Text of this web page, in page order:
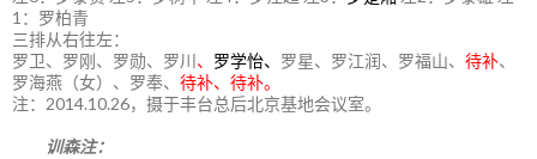
1：罗柏青
三排从右往左：
罗卫、罗刚、罗勋、罗川 、 罗学怡、 罗星、罗江润、罗福山、 待补、
罗海燕（女）、罗奉、 待补、待补。
注：2014.10.26，摄于丰台总后北京基地会议室。
训森注：